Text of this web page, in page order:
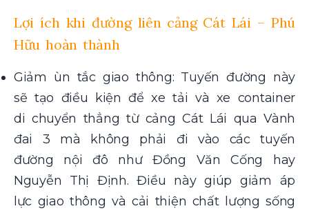
Lợi ích khi đường liên cảng Cát Lái – Phú
Hữu hoàn thành
Giảm ùn tắc giao thông: Tuyến đường này
sẽ tạo điều kiện để xe tải và xe container
di chuyển thẳng từ cảng Cát Lái qua Vành
đai 3 mà không phải đi vào các tuyến
đường nội đô như Đồng Văn Cống hay
Nguyễn Thị Định. Điều này giúp giảm áp
lực giao thông và cải thiện chất lượng sống